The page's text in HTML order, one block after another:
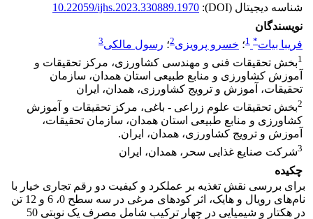
شناسه دیجیتال (DOI):
10.22059/ijhs.2023.330889.1970
نویسندگان
فریبا بیات*
1؛ خسرو پرویزی2؛ رسول مالکی3
1بخش تحقیقات فنی و مهندسی کشاورزی، مرکز تحقیقات و
آموزش کشاورزی و منابع طبیعی استان همدان، سازمان
تحقیقات، آموزش و ترویج کشاورزی، همدان، ایران
2بخش تحقیقات علوم زراعی - باغی، مرکز تحقیقات و آموزش
کشاورزی و منابع طبیعی استان همدان، سازمان تحقیقات،
آموزش و ترویج کشاورزی، همدان، ایران.
3شرکت صنایع غذایی سحر، همدان، ایران
چکیده
برای بررسی نقش تغذیه بر عملکرد و کیفیت دو رقم تجاری خیار با
نام‌های رویال و هایک، اثر کودهای مرغی در سه سطح 0، 6 و 12 تن
در هکتار و شیمیایی در چهار ترکیب شامل مصرف یک نوبتی 50